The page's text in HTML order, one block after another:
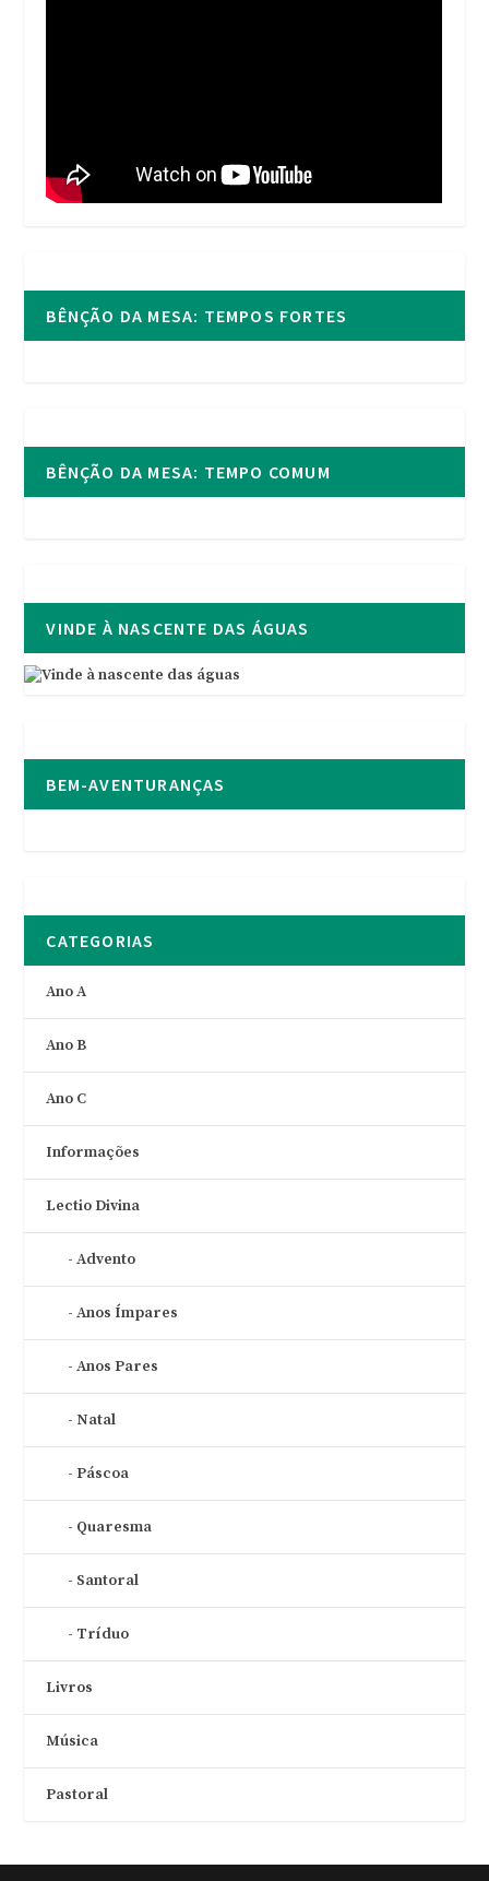
BÊNÇÃO DA MESA: TEMPOS FORTES
BÊNÇÃO DA MESA: TEMPO COMUM
VINDE À NASCENTE DAS ÁGUAS
BEM-AVENTURANÇAS
CATEGORIAS
Ano A
Ano B
Ano C
Informações
Lectio Divina
Advento
Anos Ímpares
Anos Pares
Natal
Páscoa
Quaresma
Santoral
Tríduo
Livros
Música
Pastoral